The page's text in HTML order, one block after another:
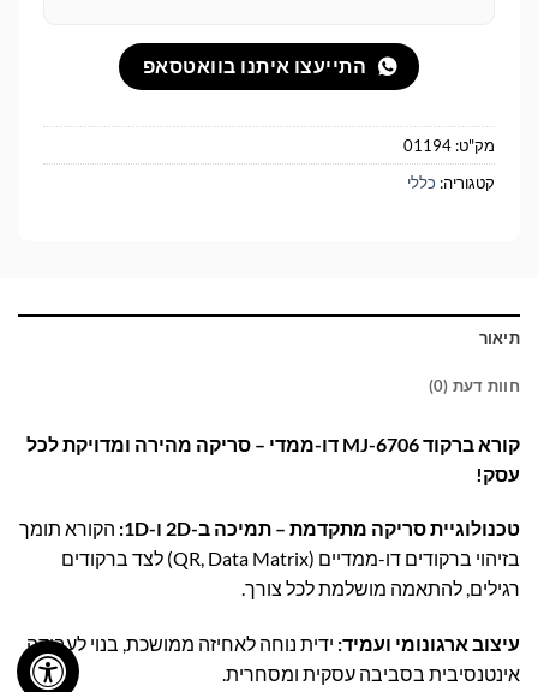
התייעצו איתנו בוואטסאפ
מק"ט: 01194
קטגוריה: כללי
תיאור
חוות דעת (0)
קורא ברקוד MJ-6706 דו-ממדי – סריקה מהירה ומדויקת לכל
עסק!
טכנולוגיית סריקה מתקדמת – תמיכה ב-2D ו-1D:
הקורא תומך
בזיהוי ברקודים דו-ממדיים (QR, Data Matrix) לצד ברקודים
רגילים, להתאמה מושלמת לכל צורך.
עיצוב ארגונומי ועמיד: ידית נוחה לאחיזה ממושכת, בנוי לעבודה
אינטנסיבית בסביבה עסקית ומסחרית.